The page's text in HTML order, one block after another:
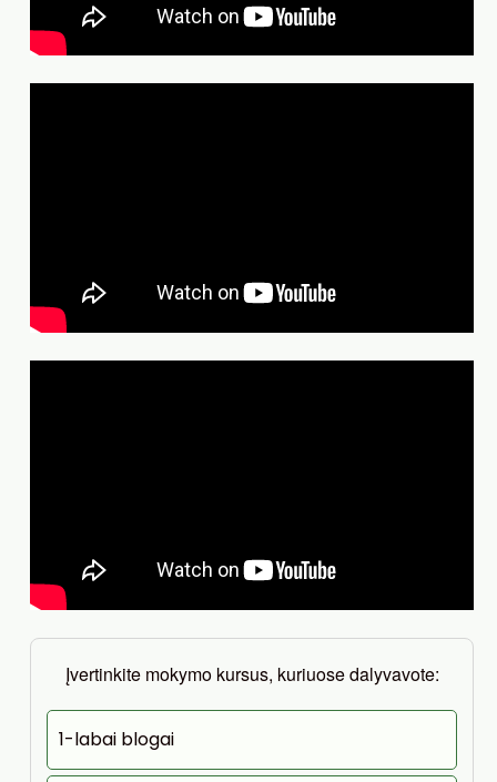
Įvertinkite mokymo kursus, kuriuose dalyvavote:
1-labai blogai